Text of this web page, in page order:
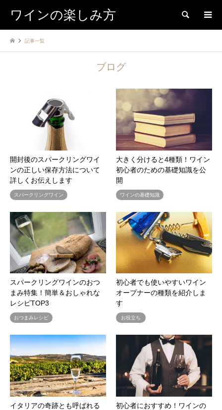
ワインの楽しみ方 検索
記事一覧
ブログ
開封後のスパークリングワイ
ンの正しい保存方法について
詳しくお伝えします
スパークリングワイン
大きく分けると4種類！ワイン
初心者のための基礎知識を公
開
ワインの基礎知識
スパークリングワインのおつ
まみ特集！簡単＆おしゃれな
レシピTOP3
おつまみレシピ
初心者でも使いやすいワイン
オープナーの種類を紹介しま
す
お役立ち
イタリアの奇跡とも呼ばれる
初心者におすすめ！ワインの